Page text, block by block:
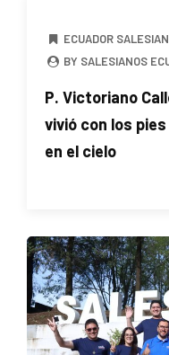
ECUADOR
BY SALESIANOS
P. Victoriano
vivió con los
en el cielo